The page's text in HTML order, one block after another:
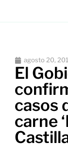
agosto 20,
El
casos
carne